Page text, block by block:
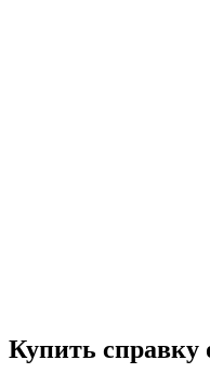
Купить справку